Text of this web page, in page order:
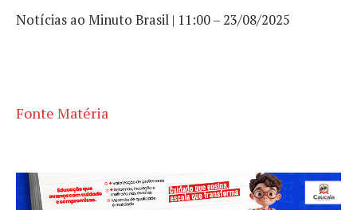
Notícias ao Minuto Brasil | 11:00 – 23/08/2025
Fonte Matéria